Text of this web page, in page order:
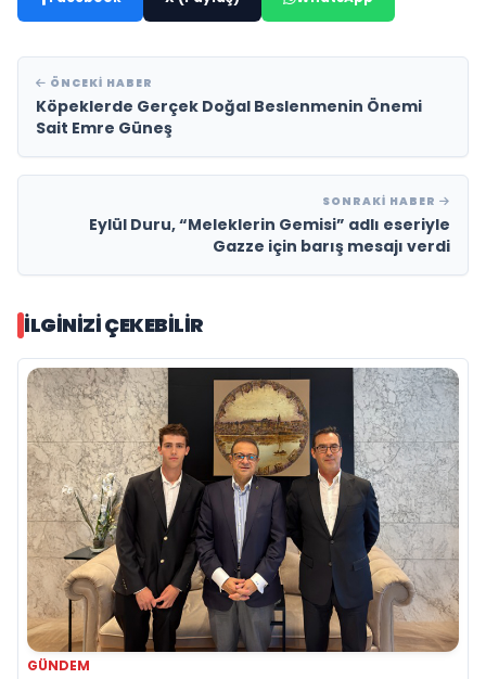
ÖNCEKI HABER
Köpeklerde Gerçek Doğal Beslenmenin Önemi
Sait Emre Güneş
SONRAKI HABER
Eylül Duru, “Meleklerin Gemisi” adlı eseriyle
Gazze için barış mesajı verdi
İLGINIZI ÇEKEBILIR
GÜNDEM